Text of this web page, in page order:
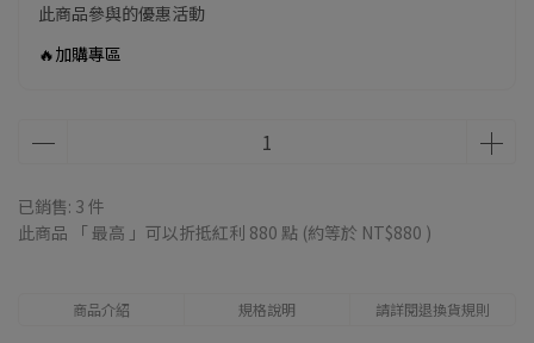
此商品參與的優惠活動
🔥加購專區
已銷售: 3 件
此商品 「 最高 」可以折抵紅利 880 點 (約等於 NT$880 )
商品介紹 規格說明 請詳閱退換貨規則